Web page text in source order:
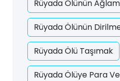
Rüyada Ölünün
Rüyada Ölünün
Rüyada Ölü Taşımak
Rüyada Ölüye Para